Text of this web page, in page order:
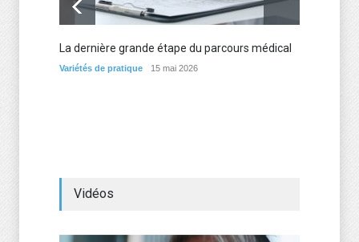
La dernière grande étape du parcours médical
Variétés de pratique 15 mai 2026
Vidéos